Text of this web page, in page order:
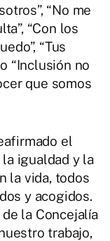
“No me
“Con los
“Tus
“Inclusión no
que somos
el
igualdad y la
la vida, todos
y acogidos.
la Concejalía
trabajo,